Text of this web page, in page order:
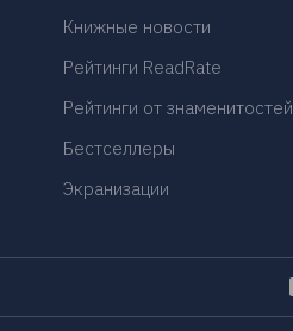
Книжные новости
Рейтинги ReadRate
Рейтинги от знаменитостей
Бестселлеры
Экранизации